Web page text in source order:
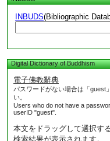
INBUDS(Bibliographic
Digital Dictionary of Buddhism
電子佛教辭典
パスワードがない場合は「guest
い。
Users who do not have a
userID "guest".
本文をドラッグして選択す
検索結果が表示されます。